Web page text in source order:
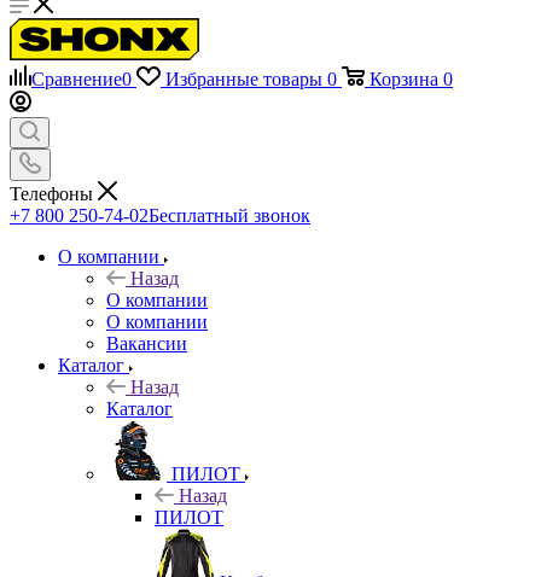
Сравнение0 Избранные товары 0 Корзина 0
Телефоны
+7 800 250-74-02Бесплатный звонок
О компании
Назад
О компании
О компании
Вакансии
Каталог
Назад
Каталог
ПИЛОТ
Назад
ПИЛОТ